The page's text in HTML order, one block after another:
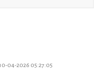
04-2026 05:27:05